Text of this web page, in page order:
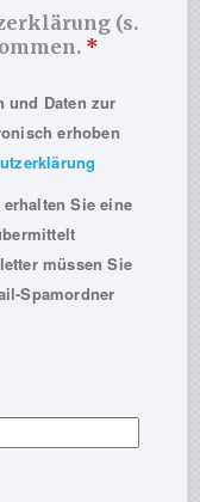
/ VT /
Brücken
und
Pfeil nach unten:
reduzierte
bis zur
(s.
*
und Daten zur
erhoben
Sie eine
müssen Sie
Spamordner